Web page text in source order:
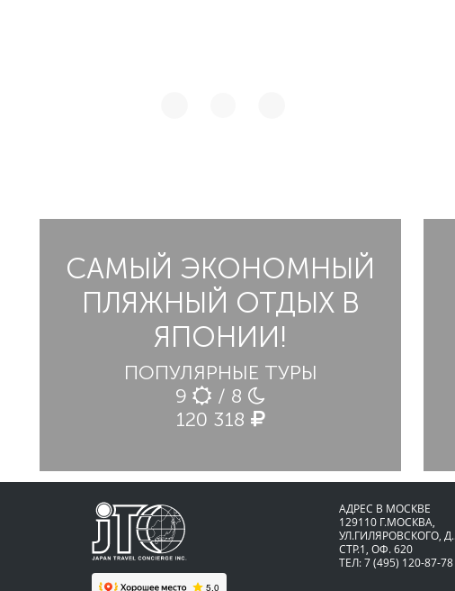
САМЫЙ ЭКОНОМНЫЙ
ПЛЯЖНЫЙ ОТДЫХ В
ЯПОНИИ!
ПОПУЛЯРНЫЕ ТУРЫ
9
/ 8
120 318
АДРЕС В МОСКВЕ
129110 Г.МОСКВА,
УЛ.ГИЛЯРОВСКОГО,
СТР.1, ОФ. 620
ТЕЛ: 7 (495) 120-87-78